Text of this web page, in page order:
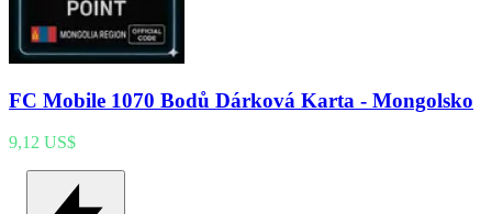
FC Mobile 1070 Bodů Dárková Karta - Mongolsko
9,12 US$